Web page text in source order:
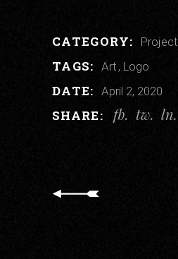
CATEGORY: Project
TAGS: Art Logo
DATE: April 2, 2020
SHARE: fb tw ln